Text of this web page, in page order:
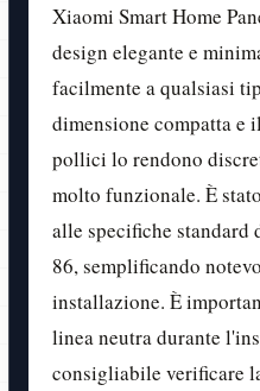
Xiaomi Smart Home
design elegante e
facilmente a qualsiasi
dimensione compatta e
pollici lo rendono
molto funzionale. È
alle specifiche standard
86, semplificando
installazione. È
linea neutra durante
consigliabile verificare